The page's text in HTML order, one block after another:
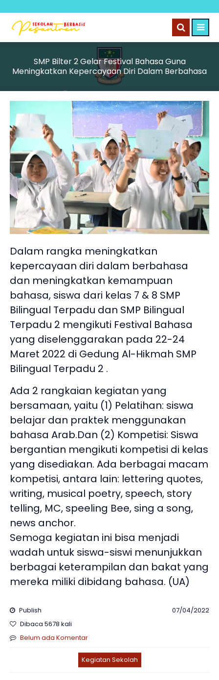
SMP Bilter 2 Gelar Festival Bahasa Guna
Meningkatkan Kepercayaan Diri Dalam Berbahasa
Dalam rangka meningkatkan
kepercayaan diri dalam berbahasa
dan meningkatkan kemampuan
bahasa, siswa dari kelas 7 & 8 SMP
Bilingual Terpadu dan SMP Bilingual
Terpadu 2 mengikuti Festival Bahasa
yang diselenggarakan pada 22-24
Maret 2022 di Gedung Al-Hikmah SMP
Bilingual Terpadu 2 .
Ada 2 rangkaian kegiatan yang
bersamaan, yaitu (1) Pelatihan: siswa
belajar dan praktek menggunakan
bahasa Arab.Dan (2) Kompetisi: Siswa
bergantian mengikuti kompetisi di kelas
yang disediakan. Ada berbagai macam
kompetisi, antara lain: lettering quotes,
writing, musical poetry, speech, story
telling, MC, speeling Bee, sing a song,
news anchor.
Semoga kegiatan ini bisa menjadi
wadah untuk siswa-siswi menunjukkan
berbagai keterampilan dan bakat yang
mereka miliki dibidang bahasa. (UA)
Publish
07/04/2022
Dibaca 5678 kali
Belum ada Komentar
Kegiatan Sekolah